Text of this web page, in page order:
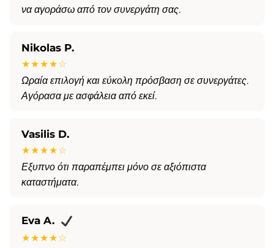
να αγοράσω από τον συνεργάτη σας.
Nikolas P.
★★★★☆
Ωραία επιλογή και εύκολη πρόσβαση σε συνεργάτες.
Αγόρασα με ασφάλεια από εκεί.
Vasilis D.
★★★★☆
Εξυπνο ότι παραπέμπει μόνο σε αξιόπιστα
καταστήματα.
Eva A.
★★★★☆